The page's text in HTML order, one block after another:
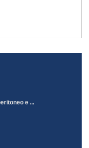
e ...